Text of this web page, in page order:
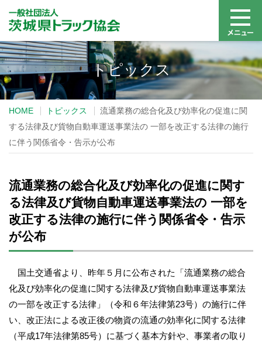
トピックス
HOME トピックス
流通業務の総合化及び効率化の促進に関
する法律及び貨物自動車運送事業法の 一部を改正する法律の施行
に伴う関係省令・告示が公布
流通業務の総合化及び効率化の促進に関す
る法律及び貨物自動車運送事業法の 一部を
改正する法律の施行に伴う関係省令・告示
が公布
国土交通省より、昨年５月に公布された「流通業務の総合
化及び効率化の促進に関する法律及び貨物自動車運送事業法
の一部を改正する法律」（令和６年法律第23号）の施行に伴
い、改正法による改正後の物資の流通の効率化に関する法律
（平成17年法律第85号）に基づく基本方針や、事業者の取り